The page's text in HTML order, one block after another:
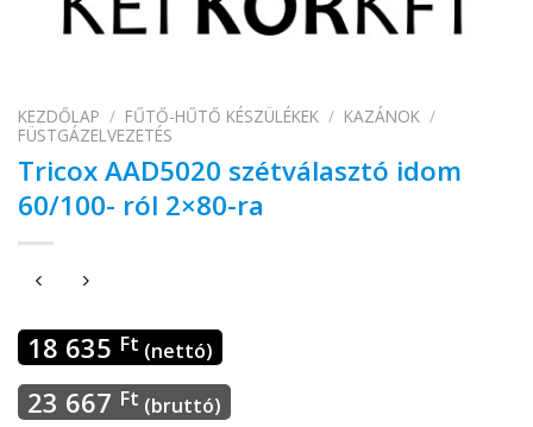
KEZDŐLAP / FŰTŐ-HŰTŐ KÉSZÜLÉKEK / KAZÁNOK /
FÜSTGÁZELVEZETÉS
Tricox AAD5020 szétválasztó idom
60/100- ról 2×80-ra
18 635 Ft (nettó)
23 667 Ft (bruttó)